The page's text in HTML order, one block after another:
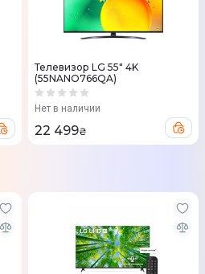
Телевизор LG 55" 4K
(55NANO766QA)
Нет в наличии
22 499₴